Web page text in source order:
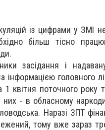
із цифрами у ЗМІ
більш тісно
засідання і
інформацією головного
квітня поточного року
них - в обласному
Наразі ЗПТ
тому вже зараз